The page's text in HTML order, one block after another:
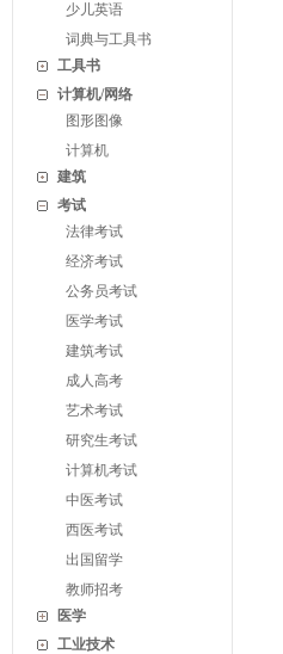
少儿英语
词典与工具书
工具书
计算机/网络
图形图像
计算机
建筑
考试
法律考试
经济考试
公务员考试
医学考试
建筑考试
成人高考
艺术考试
研究生考试
计算机考试
中医考试
西医考试
出国留学
教师招考
医学
工业技术